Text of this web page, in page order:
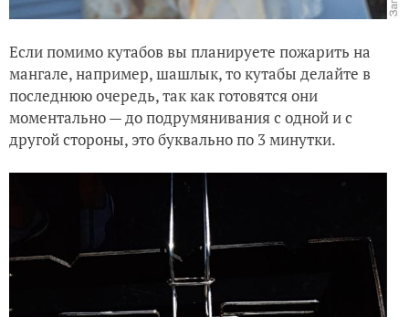
Если помимо кутабов вы планируете пожарить на
мангале, например, шашлык, то кутабы делайте в
последнюю очередь, так как готовятся они
моментально — до подрумянивания с одной и с
другой стороны, это буквально по 3 минутки.